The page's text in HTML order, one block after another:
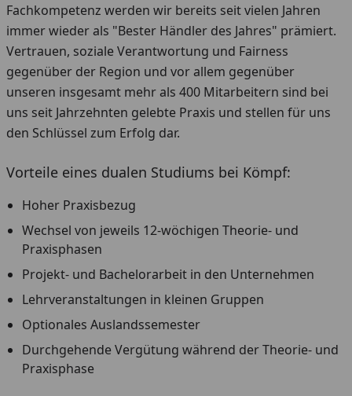
Fachkompetenz werden wir bereits seit vielen Jahren
immer wieder als "Bester Händler des Jahres" prämiert.
Vertrauen, soziale Verantwortung und Fairness
gegenüber der Region und vor allem gegenüber
unseren insgesamt mehr als 400 Mitarbeitern sind bei
uns seit Jahrzehnten gelebte Praxis und stellen für uns
den Schlüssel zum Erfolg dar.
Vorteile eines dualen Studiums bei Kömpf:
Hoher Praxisbezug
Wechsel von jeweils 12-wöchigen Theorie- und
Praxisphasen
Projekt- und Bachelorarbeit in den Unternehmen
Lehrveranstaltungen in kleinen Gruppen
Optionales Auslandssemester
Durchgehende Vergütung während der Theorie- und
Praxisphase